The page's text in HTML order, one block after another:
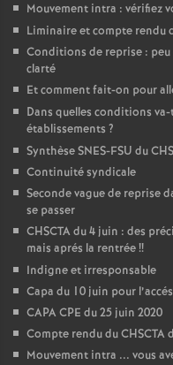
Mouvement intra : vérifiez
Liminaire et compte rendu
Conditions de reprise : peu
clarté
Et comment fait-on pour
Dans quelles conditions
établissements ?
Synthèse SNES-FSU du
Continuité syndicale
Seconde vague de reprise
se passer
CHSCTA du 4 juin : des
mais aprés la rentrée!!
Indigne et irresponsable
Capa du 10 juin pour
CAPA CPE du 25 juin 2020
Compte rendu du CHSCTA
Mouvement intra ... vous